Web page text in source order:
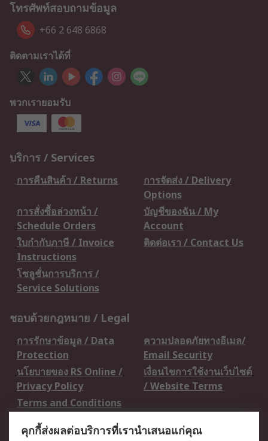
โทรศัพท์สอบถามข้อมูล
+66 2 648 6868
ติดตามเราได้ที่
พวกเรายอมรับ
บริการ / Services
การคืนสินค้า / Returns
การจัดส่ง / Delivery
Options
การสั่งซื้อล่วงหน้า /
Schedule Orders
บัญชีของฉัน / My
Account
ใบกำกับภาษี / Invoice
Instructions
ติดต่อเรา / Contact Us
โซลูชั่นการบริการ /
Service Solutions
ชอบด้วยกฎหมาย / Legal
การรักษาข้อมูล / Data
Protection
ความปลอดภัยทางอีเมล/
Email Security
นโยบายของ RS Online /
Privacy Policy
เงื่อนไขการใช้งานเว็บไซต์
/ Website Terms
Terms and Conditions
คุกกี้ส่งผลต่อบริการที่เรานำเสนอแก่คุณ